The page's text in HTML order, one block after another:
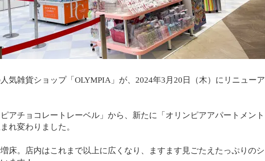
気雑貨ショップ「OLYMPIA」が、2024年3月20日（木）にリニューア
アチョコレートレーベル」から、新たに「オリンピアアパートメント
れ変わりました。
床。店内はこれまで以上に広くなり、ますます見ごたえたっぷりのシ